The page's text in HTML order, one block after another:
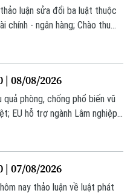
luận sửa đổi ba luật thuộc
chính - ngân hàng; Chào thu
08/08/2026
quả phòng, chống phổ biến vũ
EU hỗ trợ ngành Lâm nghiệp
chương trình hôm nay.
07/08/2026
nay thảo luận về luật phát